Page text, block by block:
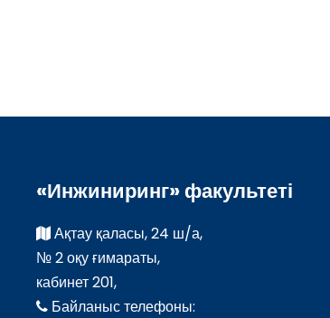
«Инжиниринг» факультеті
Ақтау қаласы, 24 ш/а,
№ 2 оқу ғимараты,
кабинет 201,
Байланыс телефоны: